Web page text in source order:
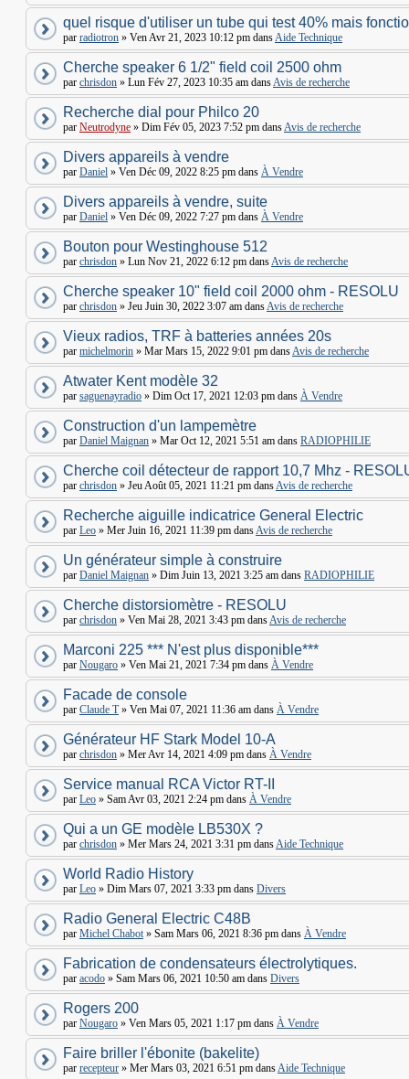
quel risque d'utiliser un tube qui test 40% mais
par radiotron » Ven Avr 21, 2023 10:12 pm dansAide Technique
Cherche speaker 6 1/2" field coil 2500 ohm
par chrisdon » Lun Fév 27, 2023 10:35 am dansAvis de recherche
Recherche dial pour Philco 20
par Neutrodyne » Dim Fév 05, 2023 7:52 pm dansAvis de recherche
Divers appareils à vendre
par Daniel » Ven Déc 09, 2022 8:25 pm dans À Vendre
Divers appareils à vendre, suite
par Daniel » Ven Déc 09, 2022 7:27 pm dans À Vendre
Bouton pour Westinghouse 512
par chrisdon » Lun Nov 21, 2022 6:12 pm dansAvis de recherche
Cherche speaker 10" field coil 2000 ohm - RESOLU
par chrisdon » Jeu Juin 30, 2022 3:07 am dansAvis de recherche
Vieux radios, TRF à batteries années 20s
par michelmorin » Mar Mars 15, 2022 9:01 pm dansAvis de recherche
Atwater Kent modèle 32
par saguenayradio » Dim Oct 17, 2021 12:03 pm dans À Vendre
Construction d'un lampemètre
par Daniel Maignan » Mar Oct 12, 2021 5:51 am dans RADIOPHILIE
Cherche coil détecteur de rapport 10,7 Mhz -
par chrisdon » Jeu Août 05, 2021 11:21 pm dansAvis de recherche
Recherche aiguille indicatrice General Electric
par Leo » Mer Juin 16, 2021 11:39 pm dansAvis de recherche
Un générateur simple à construire
par Daniel Maignan » Dim Juin 13, 2021 3:25 am dans RADIOPHILIE
Cherche distorsiomètre - RESOLU
par chrisdon » Ven Mai 28, 2021 3:43 pm dansAvis de recherche
Marconi 225 *** N'est plus disponible***
par Nougaro » Ven Mai 21, 2021 7:34 pm dans À Vendre
Facade de console
par Claude T» Ven Mai 07, 2021 11:36 am dans À Vendre
Générateur HF Stark Model 10-A
par chrisdon » Mer Avr 14, 2021 4:09 pm dans À Vendre
Service manual RCA Victor RT-II
par Leo » Sam Avr 03, 2021 2:24 pm dans À Vendre
Qui a un GE modèle LB530X ?
par chrisdon » Mer Mars 24, 2021 3:31 pm dansAide Technique
World Radio History
par Leo » Dim Mars 07, 2021 3:33 pm dans Divers
Radio General Electric C48B
par Michel Chabot» Sam Mars 06, 2021 8:36 pm dans À Vendre
Fabrication de condensateurs électrolytiques.
par acodo » Sam Mars 06, 2021 10:50 am dans Divers
Rogers 200
par Nougaro » Ven Mars 05, 2021 1:17 pm dans À Vendre
Faire briller l'ébonite (bakelite)
par recepteur » Mer Mars 03, 2021 6:51 pm dansAide Technique